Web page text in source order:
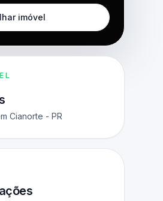
imóvel
Cianorte - PR